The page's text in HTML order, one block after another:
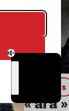
Articles
« ara